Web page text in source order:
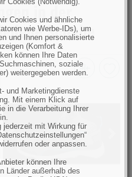
Cookies und ähnliche
wie Werbe-IDs), um
und Ihnen personalisierte
(Komfort &
können Ihre Daten
soziale
weitergegeben werden.
und Marketingdienste
Mit einem Klick auf
in die Verarbeitung Ihrer
jederzeit mit Wirkung für
oder anpassen.
können Ihre
Länder außerhalb des
in der
Schuhe
Duratech
All
Terrain
Boots
10/44
Previous